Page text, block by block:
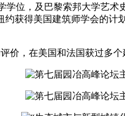
，及巴黎索邦大学艺术
约获得美国建筑师学会的
，在美国和法国获过多个